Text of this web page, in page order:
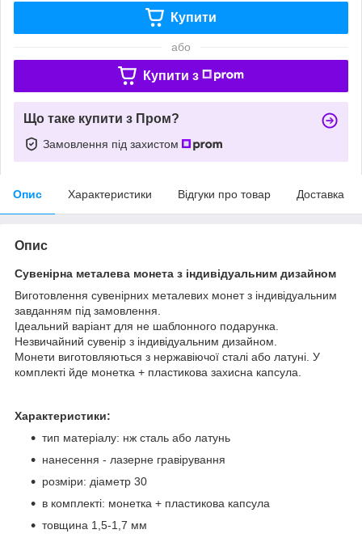
Купити
або
Купити з
Що таке купити з Пром?
Замовлення під захистом
Опис Характеристики Відгуки про товар Доставка
Опис
Сувенірна металева монета з індивідуальним дизайном
Виготовлення сувенірних металевих монет з індивідуальним
завданням під замовлення.
Ідеальний варіант для не шаблонного подарунка.
Незвичайний сувенір з індивідуальним дизайном.
Монети виготовляються з нержавіючої сталі або латуні. У
комплекті йде монетка + пластикова захисна капсула.
Характеристики:
тип матеріалу: нж сталь або латунь
нанесення - лазерне гравірування
розміри: діаметр 30
в комплекті: монетка + пластикова капсула
товщина 1,5-1,7 мм